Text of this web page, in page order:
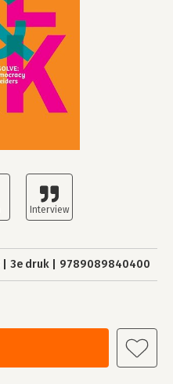
3e druk 9789089840400